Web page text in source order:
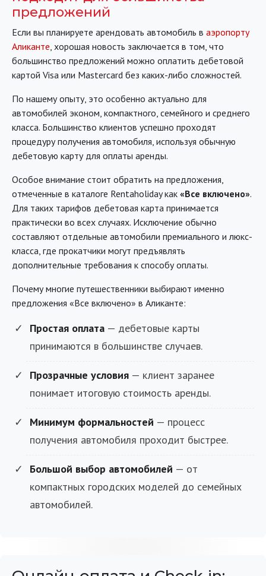
предложений
Если вы планируете арендовать автомобиль в аэропорту
Аликанте, хорошая новость заключается в том, что
большинство предложений можно оплатить дебетовой
картой Visa или Mastercard без каких-либо сложностей.
По нашему опыту, это особенно актуально для
автомобилей эконом, компактного, семейного и среднего
класса. Большинство клиентов успешно проходят
процедуру получения автомобиля, используя обычную
дебетовую карту для оплаты аренды.
Особое внимание стоит обратить на предложения,
отмеченные в каталоге Rentaholiday как «Все включено».
Для таких тарифов дебетовая карта принимается
практически во всех случаях. Исключение обычно
составляют отдельные автомобили премиального и люкс-
класса, где прокатчики могут предъявлять
дополнительные требования к способу оплаты.
Почему многие путешественники выбирают именно
предложения «Все включено» в Аликанте:
Простая оплата — дебетовые карты
принимаются в большинстве случаев.
Прозрачные условия — клиент заранее
понимает итоговую стоимость аренды.
Минимум формальностей — процесс
получения автомобиля проходит быстрее.
Большой выбор автомобилей — от
компактных городских моделей до семейных
автомобилей.